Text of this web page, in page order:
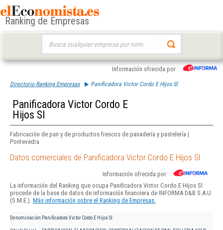
Ranking de Empresas
Información ofrecida por
Directorio Ranking Empresas Panificadora Victor Cordo E Hijos Sl
Panificadora Victor Cordo E
Hijos Sl
Fabricación de pan y de productos frescos de panadería y pastelería |
Pontevedra
Datos comerciales de Panificadora Victor Cordo E Hijos Sl
Información ofrecida por
La información del Ranking que ocupa Panificadora Victor Cordo E Hijos Sl
procede de la base de datos de información financiera de INFORMA D&B S.A.U.
(S.M.E.). Más información sobre el Ranking de Empresas.
Denominación Panificadora Victor Cordo E Hijos Sl